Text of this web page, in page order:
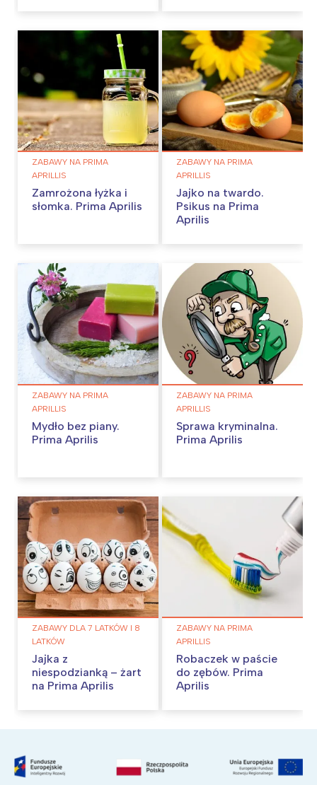
ZABAWY NA PRIMA
APRILLIS
Zamrożona łyżka i
słomka. Prima Aprilis
ZABAWY NA PRIMA
APRILLIS
Jajko na twardo.
Psikus na Prima
Aprilis
ZABAWY NA PRIMA
APRILLIS
Mydło bez piany.
Prima Aprilis
ZABAWY NA PRIMA
APRILLIS
Sprawa kryminalna.
Prima Aprilis
ZABAWY DLA 7 LATKÓW I 8
LATKÓW
Jajka z
niespodzianką – żart
na Prima Aprilis
ZABAWY NA PRIMA
APRILLIS
Robaczek w paście
do zębów. Prima
Aprilis